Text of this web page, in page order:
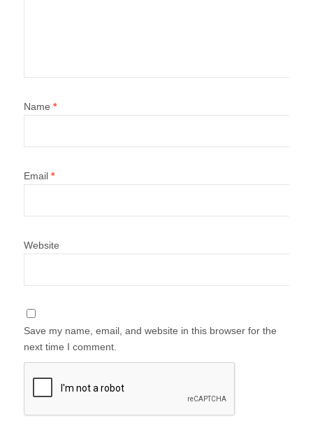
Name *
Email *
Website
Save my name, email, and website in this browser for the
next time I comment.